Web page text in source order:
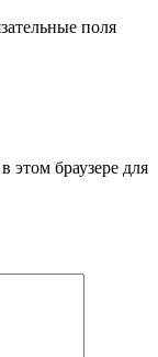
поля
этом браузере для